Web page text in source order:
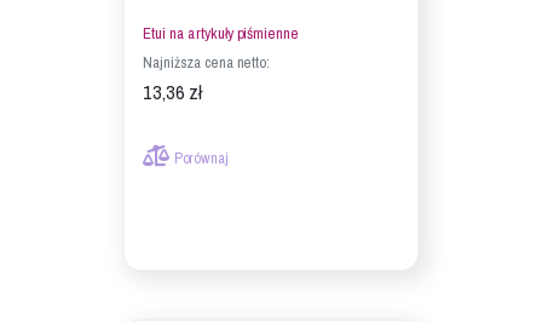
Etui na artykuły piśmienne
Najniższa cena netto:
13,36 zł
Porównaj